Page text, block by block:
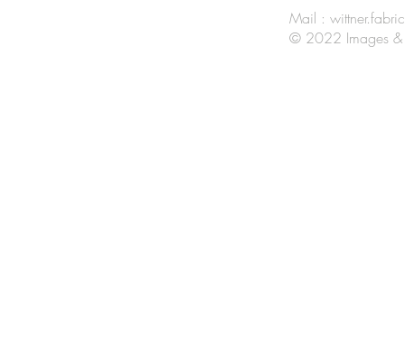
Mail :
© 2022 Images &